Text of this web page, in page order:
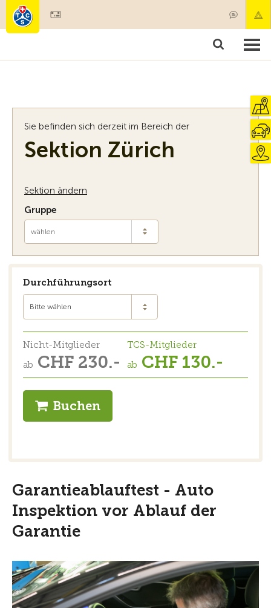
Mitgliedschaft & Leistungen
Sie befinden sich derzeit im Bereich der
Sektion Zürich
Sektion ändern
Gruppe
wählen
Durchführungsort
Bitte wählen
Nicht-Mitglieder
ab CHF 230.-
TCS-Mitglieder
ab CHF 130.-
Buchen
Garantieablauftest - Auto
Inspektion vor Ablauf der
Garantie